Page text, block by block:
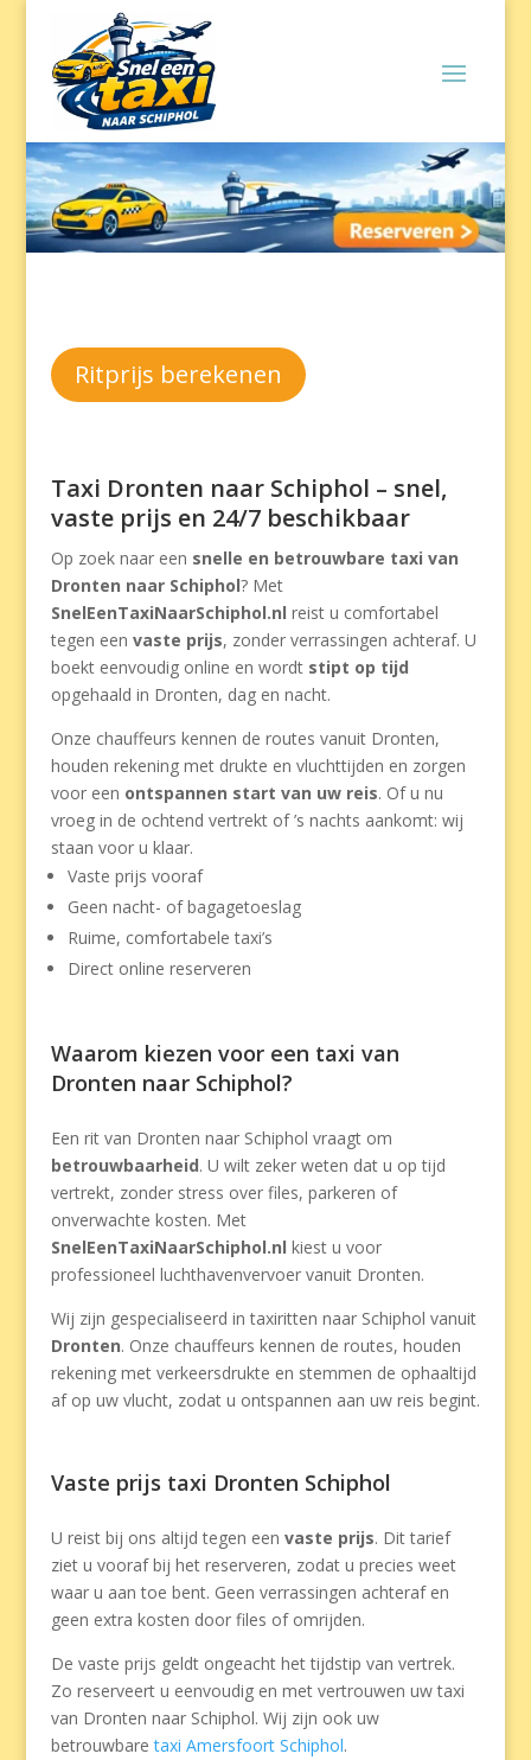
Ritprijs berekenen
Taxi Dronten naar Schiphol – snel,
vaste prijs en 24/7 beschikbaar
Op zoek naar een snelle en betrouwbare taxi van
Dronten naar Schiphol? Met
SnelEenTaxiNaarSchiphol.nl reist u comfortabel
tegen een vaste prijs, zonder verrassingen achteraf. U
boekt eenvoudig online en wordt stipt op tijd
opgehaald in Dronten, dag en nacht.
Onze chauffeurs kennen de routes vanuit Dronten,
houden rekening met drukte en vlucht­tijden en zorgen
voor een ontspannen start van uw reis. Of u nu
vroeg in de ochtend vertrekt of ’s nachts aankomt: wij
staan voor u klaar.
Vaste prijs vooraf
Geen nacht- of bagagetoeslag
Ruime, comfortabele taxi’s
Direct online reserveren
Waarom kiezen voor een taxi van
Dronten naar Schiphol?
Een rit van Dronten naar Schiphol vraagt om
betrouwbaarheid. U wilt zeker weten dat u op tijd
vertrekt, zonder stress over files, parkeren of
onverwachte kosten. Met
SnelEenTaxiNaarSchiphol.nl kiest u voor
professioneel luchthavenvervoer vanuit Dronten.
Wij zijn gespecialiseerd in taxiritten naar Schiphol vanuit
Dronten. Onze chauffeurs kennen de routes, houden
rekening met verkeersdrukte en stemmen de ophaaltijd
af op uw vlucht, zodat u ontspannen aan uw reis begint.
Vaste prijs taxi Dronten Schiphol
U reist bij ons altijd tegen een vaste prijs. Dit tarief
ziet u vooraf bij het reserveren, zodat u precies weet
waar u aan toe bent. Geen verrassingen achteraf en
geen extra kosten door files of omrijden.
De vaste prijs geldt ongeacht het tijdstip van vertrek.
Zo reserveert u eenvoudig en met vertrouwen uw taxi
van Dronten naar Schiphol. Wij zijn ook uw
betrouwbaretaxi Amersfoort Schiphol.